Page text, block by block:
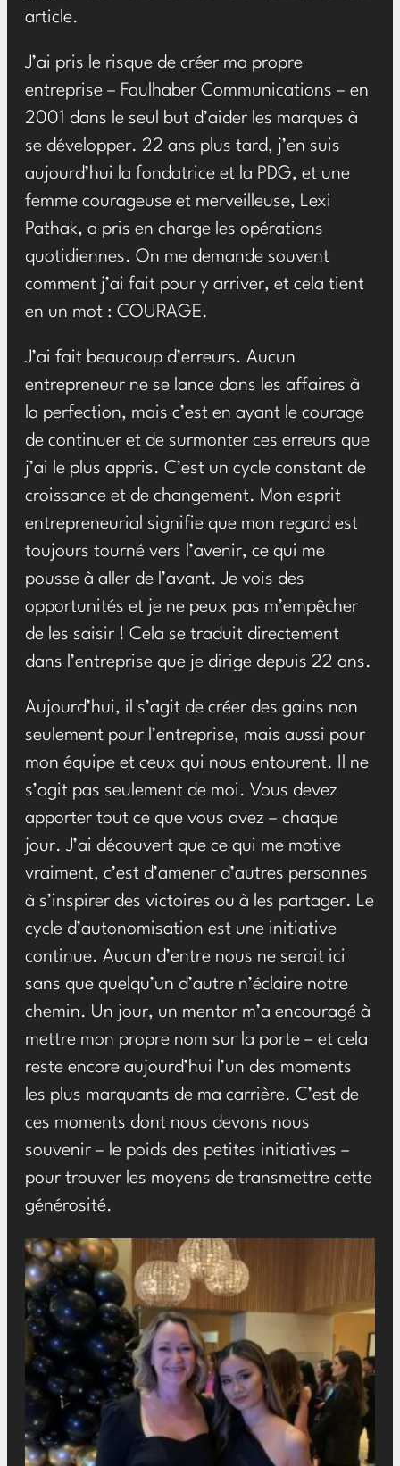
article.
J’ai pris le risque de créer ma propre
entreprise – Faulhaber Communications – en
2001 dans le seul but d’aider les marques à
se développer. 22 ans plus tard, j’en suis
aujourd’hui la fondatrice et la PDG, et une
femme courageuse et merveilleuse, Lexi
Pathak, a pris en charge les opérations
quotidiennes. On me demande souvent
comment j’ai fait pour y arriver, et cela tient
en un mot : COURAGE.
J’ai fait beaucoup d’erreurs. Aucun
entrepreneur ne se lance dans les affaires à
la perfection, mais c’est en ayant le courage
de continuer et de surmonter ces erreurs que
j’ai le plus appris. C’est un cycle constant de
croissance et de changement. Mon esprit
entrepreneurial signifie que mon regard est
toujours tourné vers l’avenir, ce qui me
pousse à aller de l’avant. Je vois des
opportunités et je ne peux pas m’empêcher
de les saisir ! Cela se traduit directement
dans l’entreprise que je dirige depuis 22 ans.
Aujourd’hui, il s’agit de créer des gains non
seulement pour l’entreprise, mais aussi pour
mon équipe et ceux qui nous entourent. Il ne
s’agit pas seulement de moi. Vous devez
apporter tout ce que vous avez – chaque
jour. J’ai découvert que ce qui me motive
vraiment, c’est d’amener d’autres personnes
à s’inspirer des victoires ou à les partager. Le
cycle d’autonomisation est une initiative
continue. Aucun d’entre nous ne serait ici
sans que quelqu’un d’autre n’éclaire notre
chemin. Un jour, un mentor m’a encouragé à
mettre mon propre nom sur la porte – et cela
reste encore aujourd’hui l’un des moments
les plus marquants de ma carrière. C’est de
ces moments dont nous devons nous
souvenir – le poids des petites initiatives –
pour trouver les moyens de transmettre cette
générosité.